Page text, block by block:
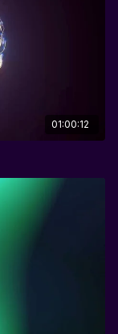
01:00:12